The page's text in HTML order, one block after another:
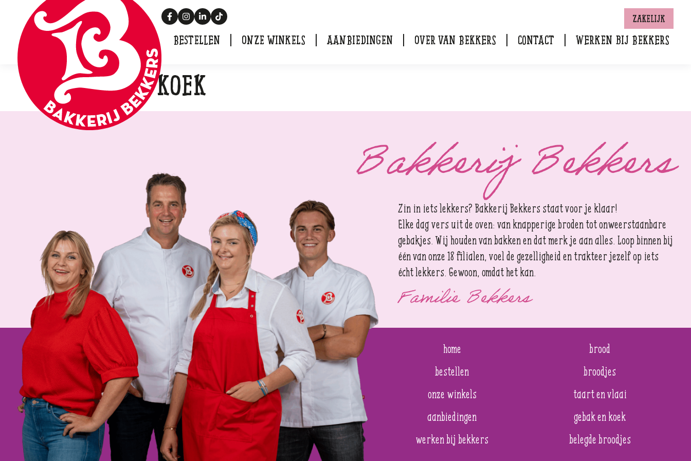
Zakelijk
Bestellen Onze winkels Aanbiedingen Over van Bekkers Contact Werken bij Bekkers
Gebak en Koek
Bakkerij Bekkers
Zin in iets lekkers? Bakkerij Bekkers staat voor je klaar!
Elke dag vers uit de oven: van knapperige broden tot onweerstaanbare
gebakjes. Wij houden van bakken en dat merk je aan alles. Loop binnen bij
één van onze 18 filialen, voel de gezelligheid en trakteer jezelf op iets
écht lekkers. Gewoon, omdat het kan.
Familie Bekkers
home
bestellen
onze winkels
aanbiedingen
werken bij bekkers
brood
broodjes
taart en vlaai
gebak en koek
belegde broodjes